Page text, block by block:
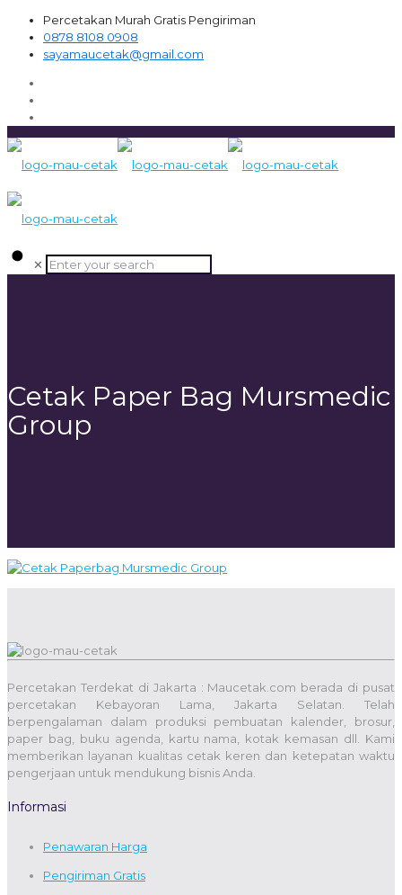
Percetakan Murah Gratis Pengiriman
0878 8108 0908
sayamaucetak@gmail.com
✕
Cetak Paper Bag Mursmedic
Group
Percetakan Terdekat di Jakarta : Maucetak.com berada di pusat
percetakan Kebayoran Lama, Jakarta Selatan. Telah
berpengalaman dalam produksi pembuatan kalender, brosur,
paper bag, buku agenda, kartu nama, kotak kemasan dll. Kami
memberikan layanan kualitas cetak keren dan ketepatan waktu
pengerjaan untuk mendukung bisnis Anda.
Informasi
Penawaran Harga
Pengiriman Gratis